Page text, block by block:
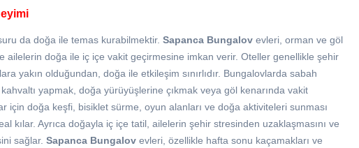
da doğa ile temas kurabilmektir. Sapanca Bungalov evleri, orman ve göl
ailelerin doğa ile iç içe vakit geçirmesine imkan verir. Oteller genellikle şehir
yakın olduğundan, doğa ile etkileşim sınırlıdır. Bungalovlarda sabah
yapmak, doğa yürüyüşlerine çıkmak veya göl kenarında vakit
için doğa keşfi, bisiklet sürme, oyun alanları ve doğa aktiviteleri sunması
kılar. Ayrıca doğayla iç içe tatil, ailelerin şehir stresinden uzaklaşmasını ve
sağlar. Sapanca Bungalov evleri, özellikle hafta sonu kaçamakları ve